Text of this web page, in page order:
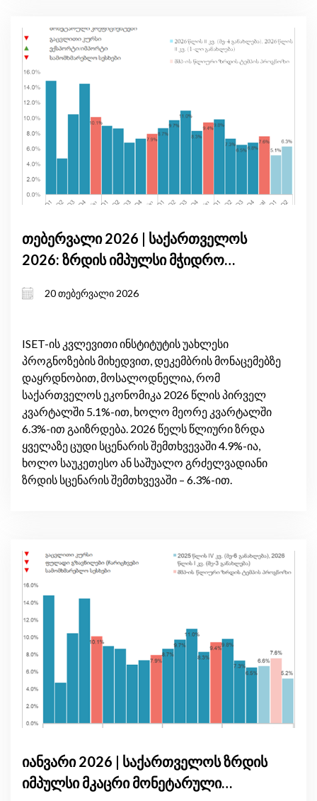
თებერვალი 2026 | საქართველოს
2026: ზრდის იმპულსი მჭიდრო
საგარეო არასტაბილურობის ფონზე
20 თებერვალი 2026
ISET-ის კვლევითი ინსტიტუტის უახლესი
პროგნოზების მიხედვით, დეკემბრის მონაცემებზე
დაყრდნობით, მოსალოდნელია, რომ
საქართველოს ეკონომიკა 2026 წლის პირველ
კვარტალში 5.1%-ით, ხოლო მეორე კვარტალში
6.3%-ით გაიზრდება. 2026 წელს წლიური ზრდა
ყველაზე ცუდი სცენარის შემთხვევაში 4.9%-ია,
ხოლო საუკეთესო ან საშუალო გრძელვადიანი
ზრდის სცენარის შემთხვევაში – 6.3%-ით.
იანვარი 2026 | საქართველოს ზრდის
იმპულსი მკაცრი მონეტარული